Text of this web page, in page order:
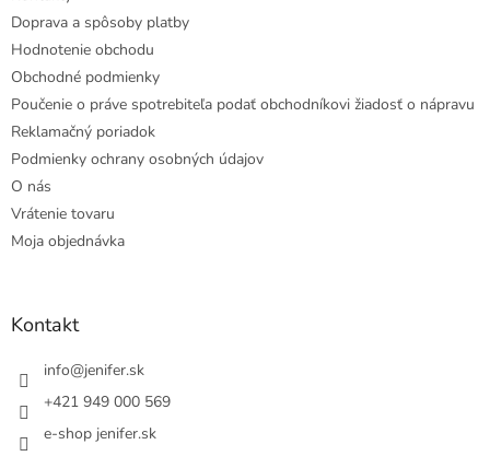
Doprava a spôsoby platby
Hodnotenie obchodu
Obchodné podmienky
Poučenie o práve spotrebiteľa podať obchodníkovi žiadosť o nápravu
Reklamačný poriadok
Podmienky ochrany osobných údajov
O nás
Vrátenie tovaru
Moja objednávka
Kontakt
info@jenifer.sk
+421 949 000 569
e-shop jenifer.sk